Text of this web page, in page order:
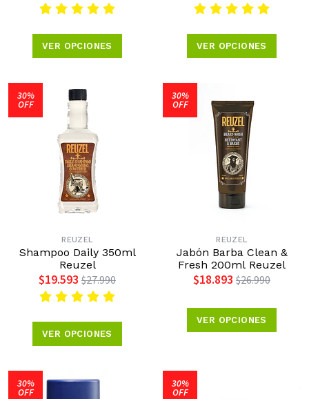
VER OPCIONES VER OPCIONES
30%
OFF
REUZEL
Shampoo Daily 350ml
Reuzel
$19.593 $27.990
VER OPCIONES
30%
OFF
REUZEL
Jabón Barba Clean &
Fresh 200ml Reuzel
$18.893 $26.990
VER OPCIONES
30%
OFF
30%
OFF